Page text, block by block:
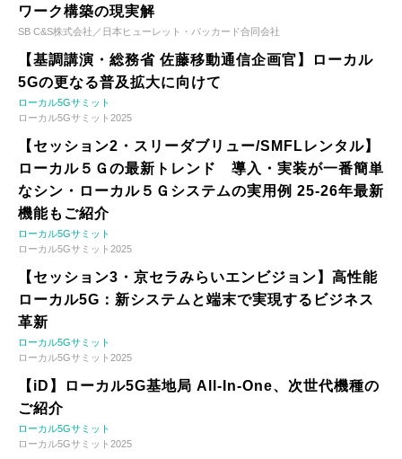
ワーク構築の現実解
SB C&S株式会社／日本ヒューレット・パッカード合同会社
【基調講演・総務省 佐藤移動通信企画官】ローカル
5Gの更なる普及拡大に向けて
ローカル5Gサミット
ローカル5Gサミット2025
【セッション2・スリーダブリュー/SMFLレンタル】
ローカル５Ｇの最新トレンド 導入・実装が一番簡単
なシン・ローカル５Ｇシステムの実用例 25-26年最新
機能もご紹介
ローカル5Gサミット
ローカル5Gサミット2025
【セッション3・京セラみらいエンビジョン】高性能
ローカル5G：新システムと端末で実現するビジネス
革新
ローカル5Gサミット
ローカル5Gサミット2025
【iD】ローカル5G基地局 All-In-One、次世代機種の
ご紹介
ローカル5Gサミット
ローカル5Gサミット2025